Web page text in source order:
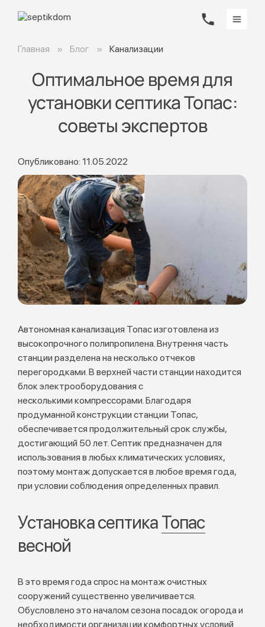
Главная Блог Канализации
Оптимальное время для
установки септика Топас:
советы экспертов
Опубликовано: 11.05.2022
Автономная канализация Топас изготовлена из
высокопрочного полипропилена. Внутрення часть
станции разделена на несколько отчеков
перегородками. В верхней части станции находится
блок электрооборудования с
несколькими компрессорами. Благодаря
продуманной конструкции станции Топас,
обеспечивается продолжительный срок службы,
достигающий 50 лет. Септик предназначен для
использования в любых климатических условиях,
поэтому монтаж допускается в любое время года,
при условии соблюдения определенных правил.
Установка септикаТопас
весной
В это время года спрос на монтаж очистных
сооружений существенно увеличивается.
Обусловлено это началом сезона посадок огорода и
необходимости организации комфортных условий